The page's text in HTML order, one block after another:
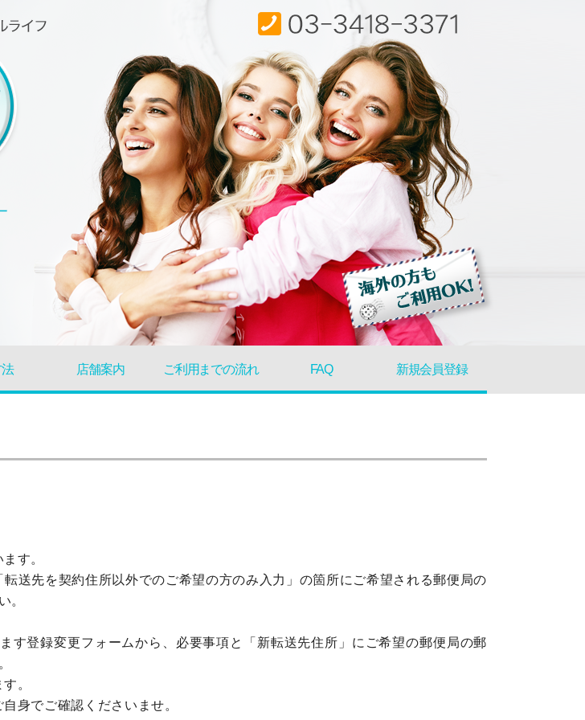
店舗案内 ご利用までの流れ FAQ 新規会員登録
す。
送先を契約住所以外でのご希望の方のみ入力」の箇所にご希望される郵便局の
。
登録変更フォームから、必要事項と「新転送先住所」にご希望の郵便局の郵
。
身でご確認くださいませ。